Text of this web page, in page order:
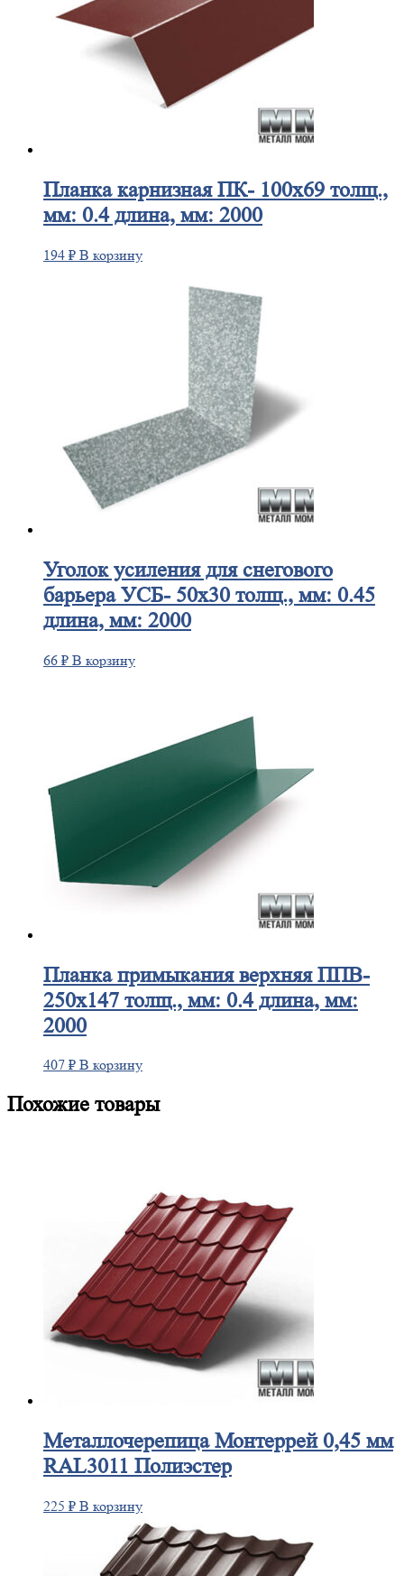
Планкакарнизная ПК- 100х69 толщ.,
мм: 0.4 длина, мм: 2000
194 ₽ В корзину
Уголокусиления для снегового
барьера УСБ- 50х30 толщ., мм: 0.45
длина, мм: 2000
66 ₽ В корзину
Планкапримыкания верхняя ППВ-
250х147 толщ., мм: 0.4 длина, мм:
2000
407 ₽ В корзину
Похожие товары
МеталлочерепицаМонтеррей 0,45 мм
RAL3011 Полиэстер
225 ₽ В корзину